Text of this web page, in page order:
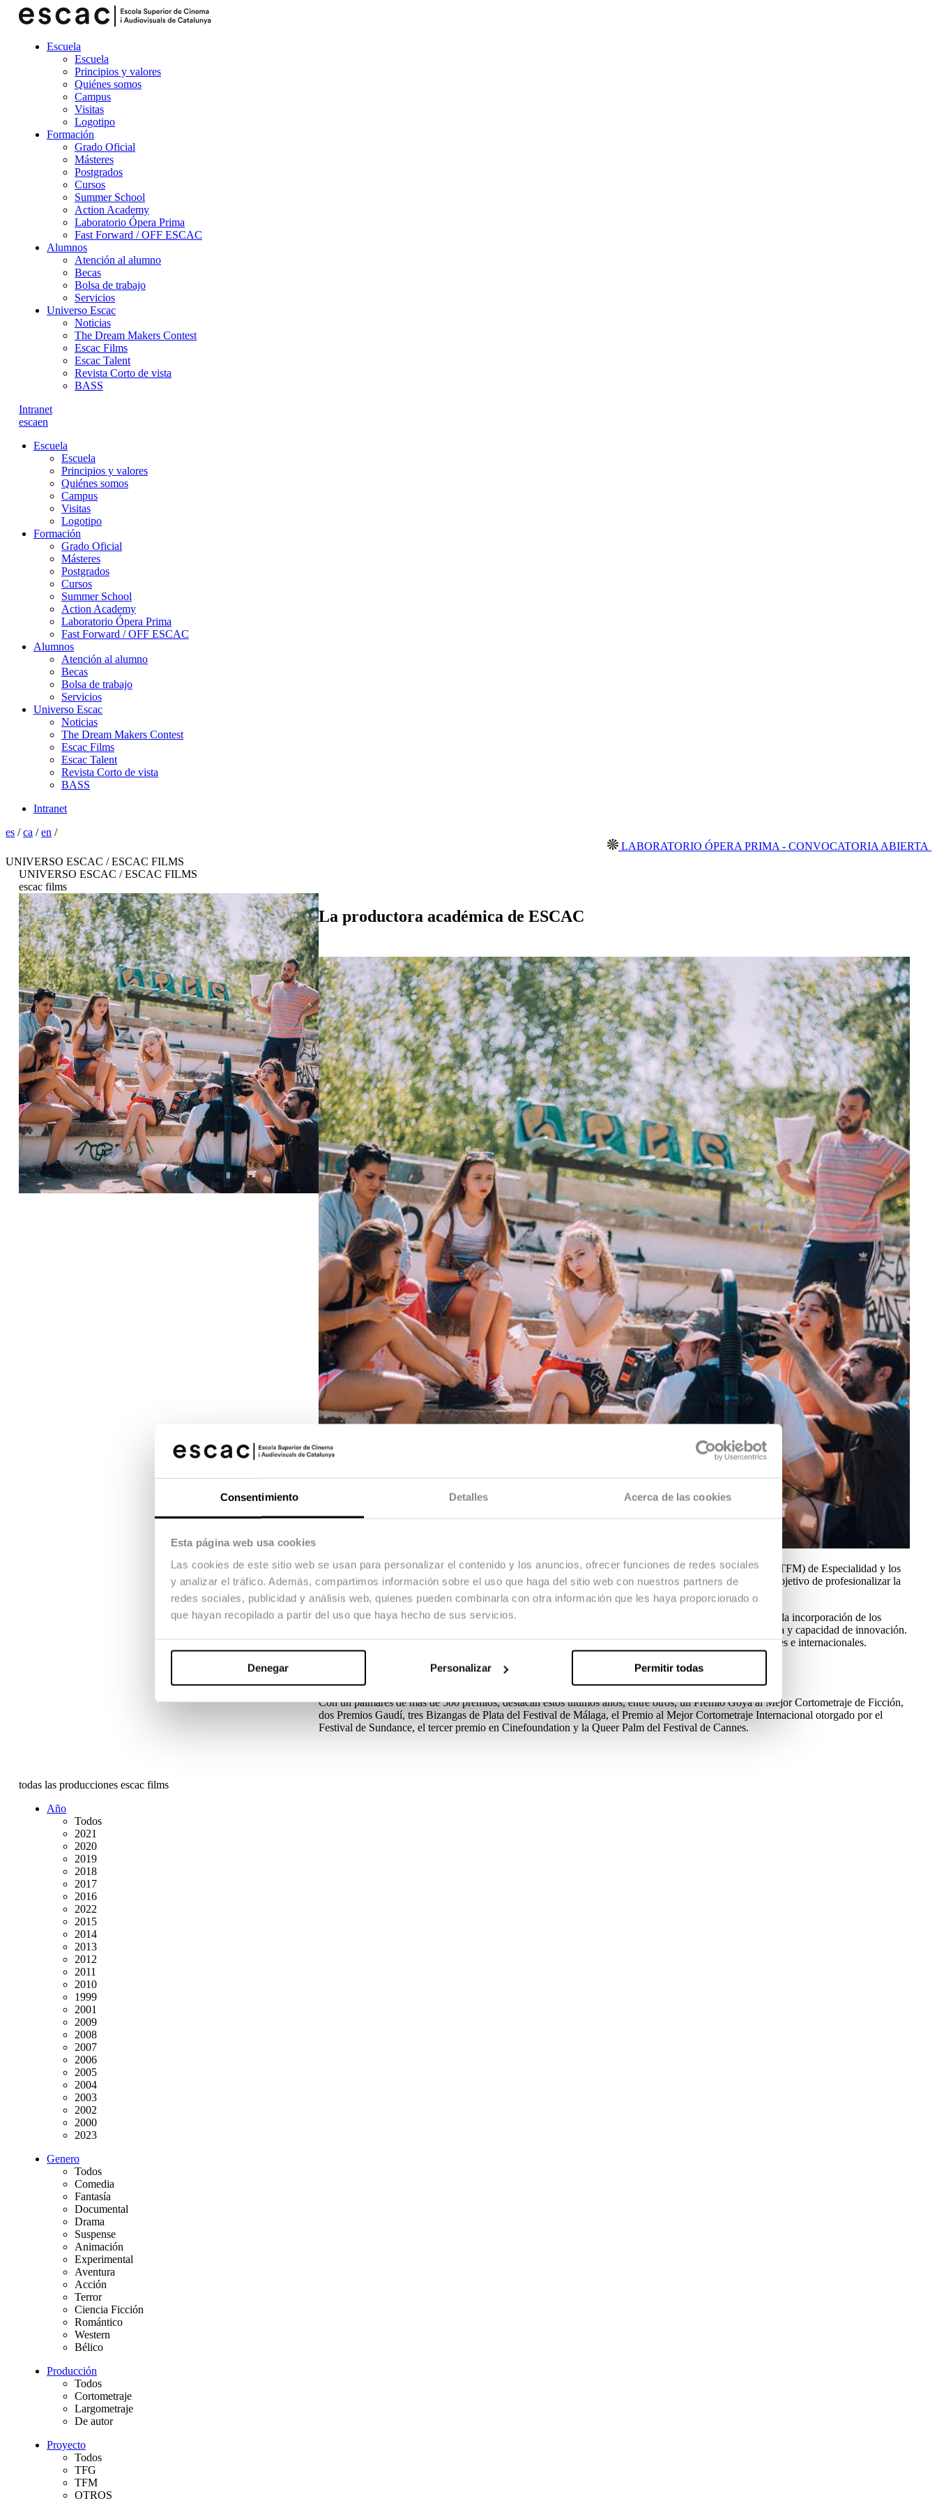
Consentimiento Detalles Acerca de las cookies
Esta página web usa cookies
Las cookies de este sitio web se usan para personalizar el contenido y los anuncios, ofrecer funciones de redes sociales
y analizar el tráfico. Además, compartimos información sobre el uso que haga del sitio web con nuestros partners de
redes sociales, publicidad y análisis web, quienes pueden combinarla con otra información que les haya proporcionado o
que hayan recopilado a partir del uso que haya hecho de sus servicios.
Denegar Personalizar Permitir todas
Escuela
Escuela
Principios y valores
Quiénes somos
Campus
Visitas
Logotipo
Formación
Grado Oficial
Másteres
Postgrados
Cursos
Summer School
Action Academy
Laboratorio Ópera Prima
Fast Forward / OFF ESCAC
Alumnos
Atención al alumno
Becas
Bolsa de trabajo
Servicios
Universo Escac
Noticias
The Dream Makers Contest
Escac Films
Escac Talent
Revista Corto de vista
BASS
Intranet
escaen
Escuela
Escuela
Principios y valores
Quiénes somos
Campus
Visitas
Logotipo
Formación
Grado Oficial
Másteres
Postgrados
Cursos
Summer School
Action Academy
Laboratorio Ópera Prima
Fast Forward / OFF ESCAC
Alumnos
Atención al alumno
Becas
Bolsa de trabajo
Servicios
Universo Escac
Noticias
The Dream Makers Contest
Escac Films
Escac Talent
Revista Corto de vista
BASS
Intranet
es /ca /en /
LABORATORIO ÓPERA PRIMA - CONVOCATORIA ABIERTA 2026
UNIVERSO ESCAC / ESCAC FILMS
UNIVERSO ESCAC / ESCAC FILMS
escac films
La productora académica de ESCAC
Escac Films gestiona y coordina los Trabajos de Final de Grado (TGF), los Trabajos de Final de Máster (TFM) de Especialidad y los
del Máster en Dirección en todas sus fases, desde el desarrollo hasta la explotación y promoción, con el objetivo de profesionalizar la
metodología de trabajo de las producciones académicas.
El reto de Escac Films es asentar las bases y afianzar un tipo de producción que posibilite la promoción y la incorporación de los
jóvenes talentos formados en la ESCAC a la industria del cine y del audiovisual, destacando su excelencia y capacidad de innovación.
Para dar visibilidad a estas producciones, lleva a cabo su presentación y promoción en festivales nacionales e internacionales.
Paralelamente da soporte a los alumnos en todo aquello relativo a la distribución y explotación.
Con un palmarés de más de 500 premios, destacan estos últimos años, entre otros, un Premio Goya al Mejor Cortometraje de Ficción,
dos Premios Gaudí, tres Bizangas de Plata del Festival de Málaga, el Premio al Mejor Cortometraje Internacional otorgado por el
Festival de Sundance, el tercer premio en Cinefoundation y la Queer Palm del Festival de Cannes.
todas las producciones escac films
Año
Todos
2021
2020
2019
2018
2017
2016
2022
2015
2014
2013
2012
2011
2010
1999
2001
2009
2008
2007
2006
2005
2004
2003
2002
2000
2023
Genero
Todos
Comedia
Fantasía
Documental
Drama
Suspense
Animación
Experimental
Aventura
Acción
Terror
Ciencia Ficción
Romántico
Western
Bélico
Producción
Todos
Cortometraje
Largometraje
De autor
Proyecto
Todos
TFG
TFM
OTROS